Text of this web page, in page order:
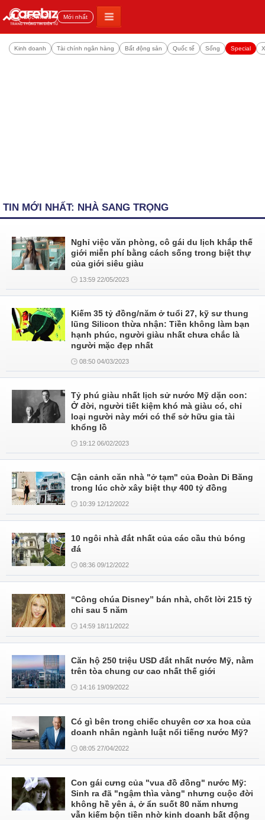
Đọc nhiều Mới nhất
Kinh doanh Tài chính ngân hàng Bất động sản Quốc tế Sống Special
TIN MỚI NHẤT: NHÀ SANG TRỌNG
Nghỉ việc văn phòng, cô gái du lịch khắp thế
giới miễn phí bằng cách sống trong biệt thự
của giới siêu giàu
13:59 22/05/2023
Kiếm 35 tỷ đồng/năm ở tuổi 27, kỹ sư thung
lũng Silicon thừa nhận: Tiền không làm bạn
hạnh phúc, người giàu nhất chưa chắc là
người mặc đẹp nhất
08:50 04/03/2023
Tỷ phú giàu nhất lịch sử nước Mỹ dặn con:
Ở đời, người tiết kiệm khó mà giàu có, chỉ
loại người này mới có thể sở hữu gia tài
khổng lồ
19:12 06/02/2023
Cận cảnh căn nhà "ở tạm" của Đoàn Di Băng
trong lúc chờ xây biệt thự 400 tỷ đồng
10:39 12/12/2022
10 ngôi nhà đắt nhất của các cầu thủ bóng
đá
08:36 09/12/2022
“Công chúa Disney” bán nhà, chốt lời 215 tỷ
chỉ sau 5 năm
14:59 18/11/2022
Căn hộ 250 triệu USD đắt nhất nước Mỹ, nằm
trên tòa chung cư cao nhất thế giới
14:16 19/09/2022
Có gì bên trong chiếc chuyên cơ xa hoa của
doanh nhân ngành luật nổi tiếng nước Mỹ?
08:05 27/04/2022
Con gái cưng của "vua đồ đồng" nước Mỹ:
Sinh ra đã "ngậm thìa vàng" nhưng cuộc đời
không hề yên ả, ở ẩn suốt 80 năm nhưng
vẫn kiếm bộn tiền nhờ kinh doanh bất động